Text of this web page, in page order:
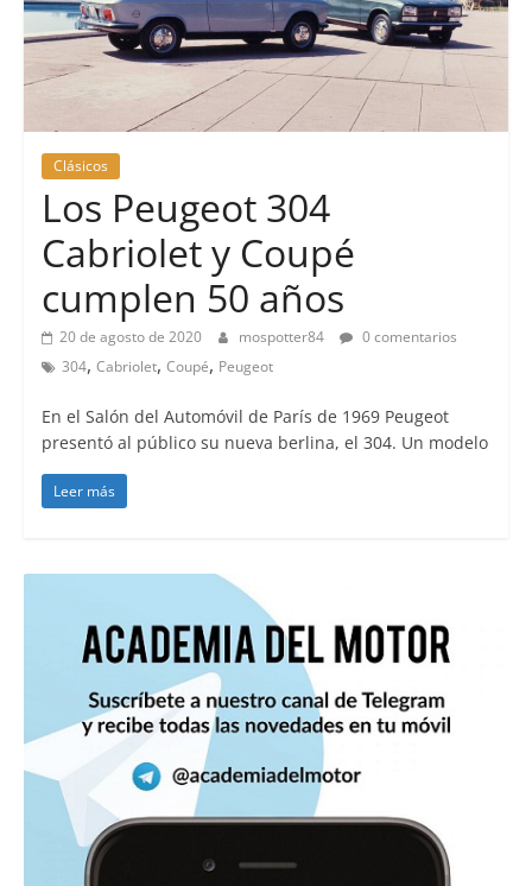
Clásicos
Los Peugeot 304
Cabriolet y Coupé
cumplen 50 años
20 de agosto de 2020 mospotter84
0 comentarios
304, Cabriolet, Coupé, Peugeot
En el Salón del Automóvil de París de 1969 Peugeot
presentó al público su nueva berlina, el 304. Un modelo
Leer más